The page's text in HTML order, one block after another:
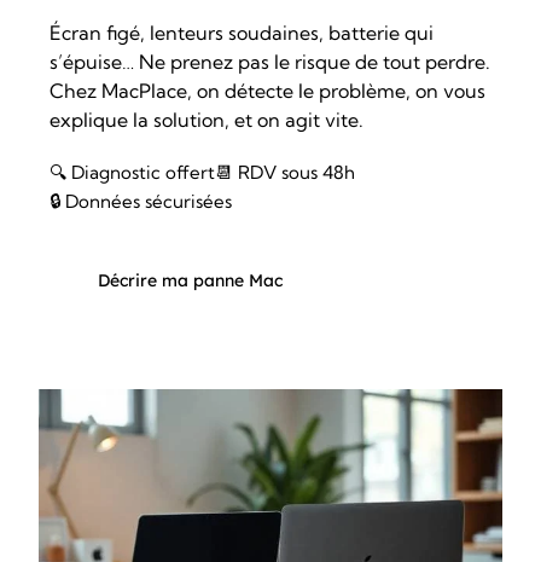
Écran figé, lenteurs soudaines, batterie qui
s’épuise… Ne prenez pas le risque de tout perdre.
Chez MacPlace, on détecte le problème, on vous
explique la solution, et on agit vite.
🔍 Diagnostic offert📆 RDV sous 48h
🔒 Données sécurisées
Décrire ma panne Mac